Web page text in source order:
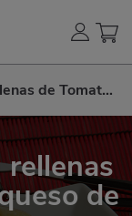
de Tomate,
rellenas
de